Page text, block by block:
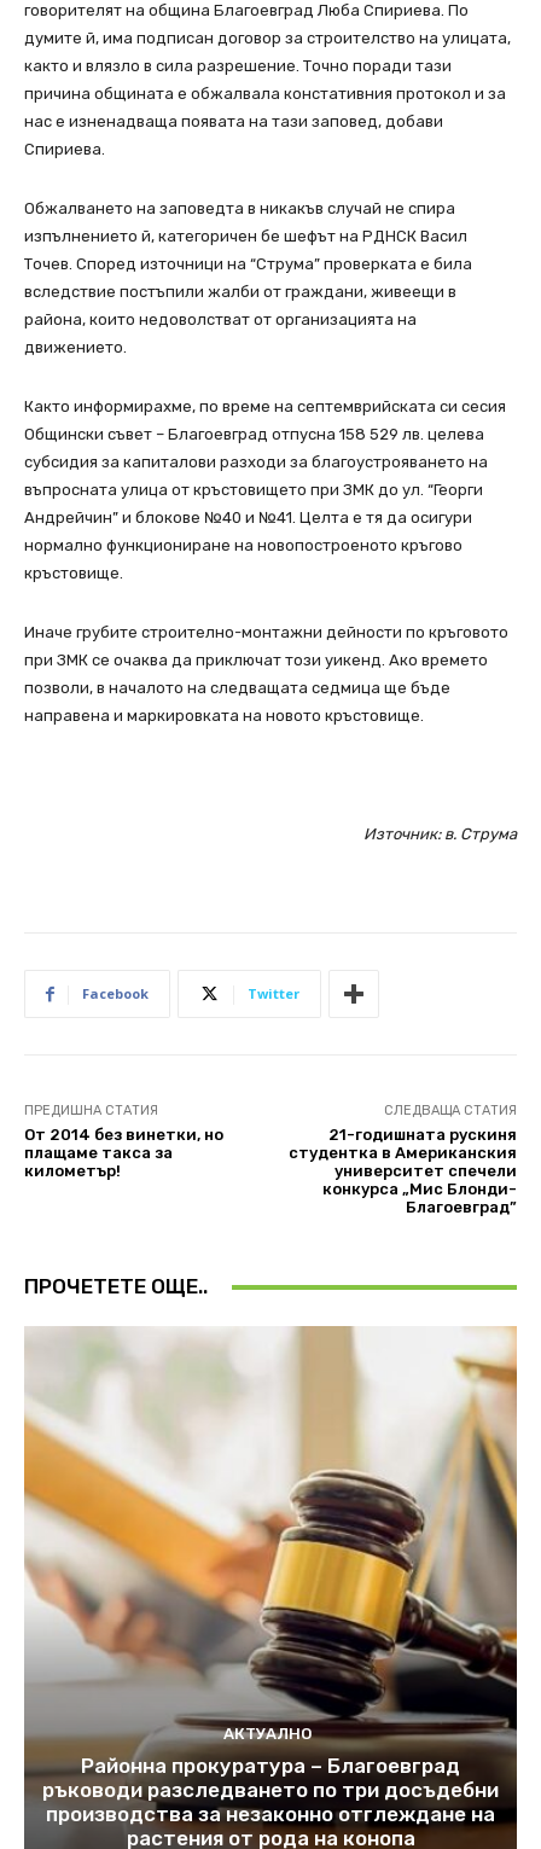
говорителят на община Благоевград Люба Спириева. По
думите й, има подписан договор за строителство на улицата,
както и влязло в сила разрешение. Точно поради тази
причина общината е обжалвала констативния протокол и за
нас е изненадваща появата на тази заповед, добави
Спириева.
Обжалването на заповедта в никакъв случай не спира
изпълнението й, категоричен бе шефът на РДНСК Васил
Точев. Според източници на “Струма” проверката е била
вследствие постъпили жалби от граждани, живеещи в
района, които недоволстват от организацията на
движението.
Както информирахме, по време на септемврийската си сесия
Общински съвет – Благоевград отпусна 158 529 лв. целева
субсидия за капиталови разходи за благоустрояването на
въпросната улица от кръстовището при ЗМК до ул. “Георги
Андрейчин” и блокове №40 и №41. Целта е тя да осигури
нормално функциониране на новопостроеното кръгово
кръстовище.
Иначе грубите строително-монтажни дейности по кръговото
при ЗМК се очаква да приключат този уикенд. Ако времето
позволи, в началото на следващата седмица ще бъде
направена и маркировката на новото кръстовище.
Източник: в. Струма
Facebook Twitter
ПРЕДИШНА СТАТИЯ
От 2014 без винетки, но
плащаме такса за
километър!
СЛЕДВАЩА СТАТИЯ
21-годишната рускиня
студентка в Американския
университет спечели
конкурса „Мис Блонди-
Благоевград”
ПРОЧЕТЕТЕ ОЩЕ..
АКТУАЛНО
Районна прокуратура – Благоевград
ръководи разследването по три досъдебни
производства за незаконно отглеждане на
растения от рода на конопа